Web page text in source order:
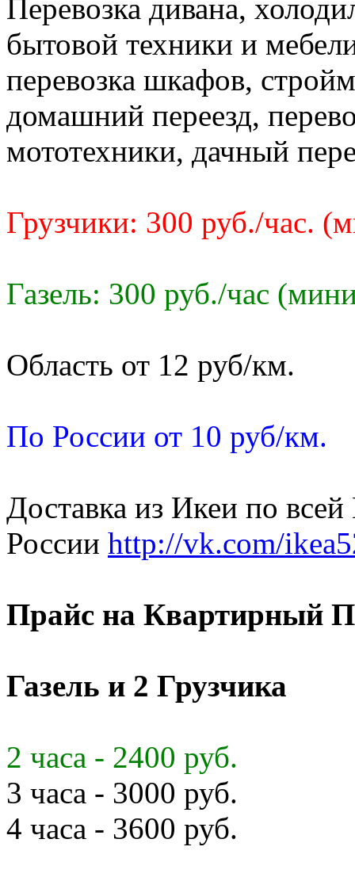
Перевозка дивана,
бытовой техники и
перевозка шкафов,
домашний переезд,
мототехники, дачный
Грузчики: 300 руб./час.
Газель: 300 руб./час
Область от 12 руб/км.
По России от 10 руб/км.
Доставка из Икеи по
России http://vk.com/
Прайс на Квартирный
Газель и 2 Грузчика
2 часа - 2400 руб.
3 часа - 3000 руб.
4 часа - 3600 руб.